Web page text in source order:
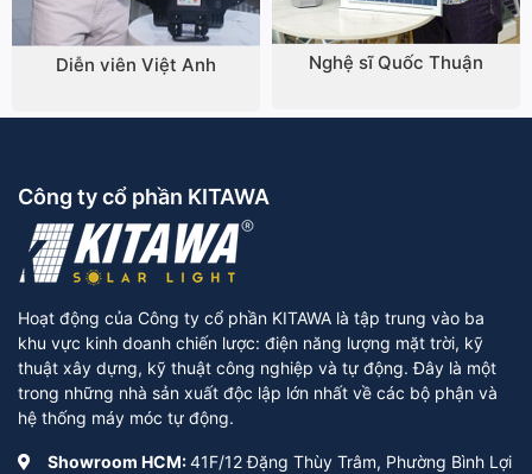
Diễn viên Việt Anh Nghệ sĩ Quốc Thuận
Công ty cổ phần KITAWA
Hoạt động của Công ty cổ phần KITAWA là tập trung vào ba
khu vực kinh doanh chiến lược: điện năng lượng mặt trời, kỹ
thuật xây dựng, kỹ thuật công nghiệp và tự động. Đây là một
trong những nhà sản xuất độc lập lớn nhất về các bộ phận và
hệ thống máy móc tự động.
Showroom HCM:41F/12 Đặng Thùy Trâm, Phường Bình Lợi